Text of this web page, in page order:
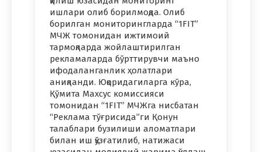
ишлари олиб борилмоқда. Олиб
борилган мониторингларда “1FIT”
МЧЖ томонидан ижтимоий
тармоқларда жойлаштирилган
рекламаларда бўрттирувчи маъно
ифодаланганлик ҳолатлари
аниқланди. Юқоридагиларга кўра,
Қўмита Махсус комиссияси
томонидан “1FIT” МЧЖга нисбатан
“Реклама тўғрисида”ги Қонун
талаблари бузилиши аломатлари
билан иш қўзғатилиб, натижаси